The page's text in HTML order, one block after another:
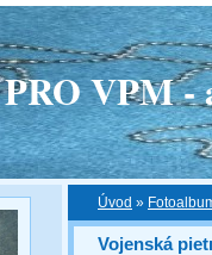
VPM -
Úvod »
Vojenská